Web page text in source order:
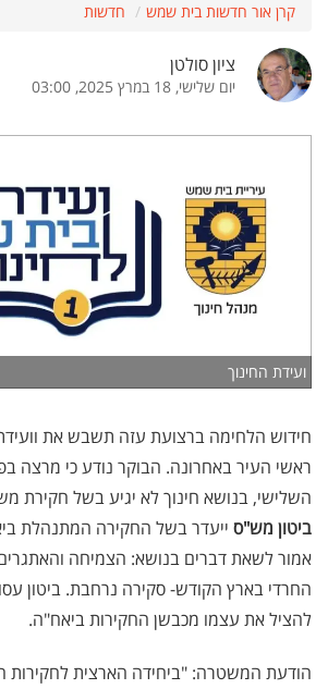
קרן אור חדשות בית שמש חדשות
ציון סולטן
יום שלישי, 18 במרץ 2025, 03:00
ועידת החינוך
חידוש הלחימה ברצועת עזה תשבש את
ראשי העיר באחרונה. הבוקר נודע כי מרצה
השלישי, בנושא חינוך לא יגיע בשל חקירת
ביטון מש"ס ייעדר בשל החקירה המתנהלת
אמור לשאת דברים בנושא: הצמיחה
החרדי בארץ הקודש- סקירה נרחבת. ביטון
להציל את עצמו מכבשן החקירות ביאח"ה.
הודעת המשטרה: "ביחידה הארצית לחקירות